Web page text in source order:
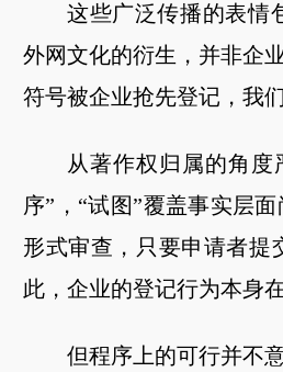
这些广泛传播的表情
外网文化的衍生，并非企
符号被企业抢先登记，我
从著作权归属的角
序”，“试图”覆盖事实层
形式审查，只要申请者提
此，企业的登记行为本身
但程序上的可行并不